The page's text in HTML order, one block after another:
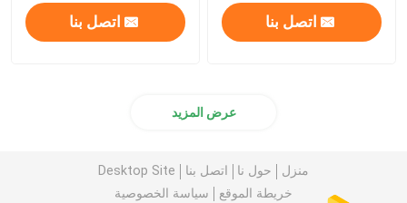
اتصل بنا اتصل بنا
عرض المزيد
منزل حول نا اتصل بنا
Desktop Site
خريطة الموقع
سياسة الخصوصية